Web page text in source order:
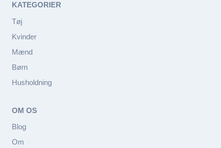
KATEGORIER
Tøj
Kvinder
Mænd
Børn
Husholdning
OM OS
Blog
Om